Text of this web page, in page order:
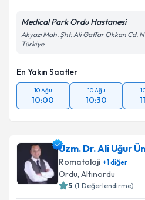
Medical Park Ordu Hastanesi
Akyazı Mah. Şht. Ali Gaffar Okkan Cd.
Türkiye
En Yakın Saatler
10 Ağu
10:00
10 Ağu
10:30
Uzm. Dr. Ali Uğur
Romatoloji +1diğer
Ordu, Altınordu
5 (1 Değerlendirme)